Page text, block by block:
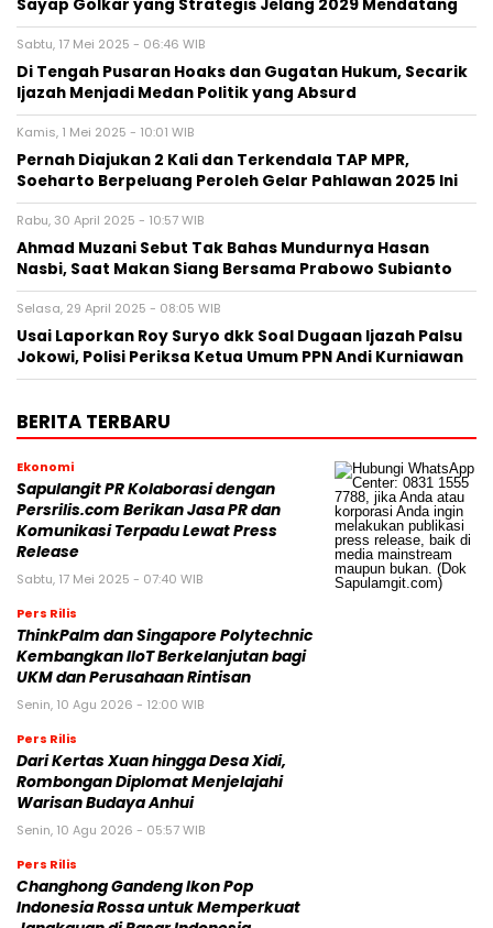
Sayap Golkar yang Strategis Jelang 2029 Mendatang
Sabtu, 17 Mei 2025 - 06:46 WIB
Di Tengah Pusaran Hoaks dan Gugatan Hukum, Secarik
Ijazah Menjadi Medan Politik yang Absurd
Kamis, 1 Mei 2025 - 10:01 WIB
Pernah Diajukan 2 Kali dan Terkendala TAP MPR,
Soeharto Berpeluang Peroleh Gelar Pahlawan 2025 Ini
Rabu, 30 April 2025 - 10:57 WIB
Ahmad Muzani Sebut Tak Bahas Mundurnya Hasan
Nasbi, Saat Makan Siang Bersama Prabowo Subianto
Selasa, 29 April 2025 - 08:05 WIB
Usai Laporkan Roy Suryo dkk Soal Dugaan Ijazah Palsu
Jokowi, Polisi Periksa Ketua Umum PPN Andi Kurniawan
BERITA TERBARU
Ekonomi
Sapulangit PR Kolaborasi dengan
Persrilis.com Berikan Jasa PR dan
Komunikasi Terpadu Lewat Press
Release
Sabtu, 17 Mei 2025 - 07:40 WIB
Pers Rilis
ThinkPalm dan Singapore Polytechnic
Kembangkan IIoT Berkelanjutan bagi
UKM dan Perusahaan Rintisan
Senin, 10 Agu 2026 - 12:00 WIB
Pers Rilis
Dari Kertas Xuan hingga Desa Xidi,
Rombongan Diplomat Menjelajahi
Warisan Budaya Anhui
Senin, 10 Agu 2026 - 05:57 WIB
Pers Rilis
Changhong Gandeng Ikon Pop
Indonesia Rossa untuk Memperkuat